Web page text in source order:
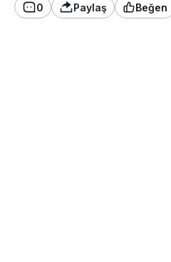
0 Paylaş Beğen